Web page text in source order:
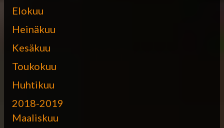
Elokuu
Heinäkuu
Kesäkuu
Toukokuu
Huhtikuu
2018-2019
Maaliskuu